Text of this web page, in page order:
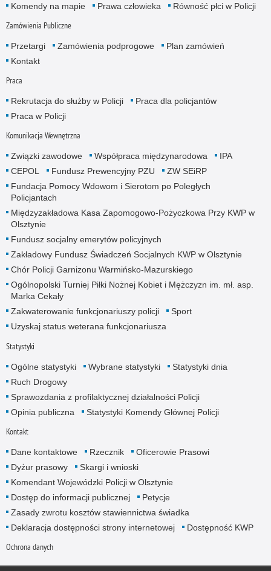
Komendy na mapie
Prawa człowieka Równość płci w Policji
Zamówienia Publiczne
Przetargi Zamówienia podprogowe
Plan zamówień
Kontakt
Praca
Rekrutacja do służby w Policji
Praca dla policjantów
Praca w Policji
Komunikacja Wewnętrzna
Związki zawodowe Współpraca międzynarodowa
IPA
CEPOL
Fundusz Prewencyjny PZU
ZW SEiRP
Fundacja Pomocy Wdowom i Sierotom po Poległych
Policjantach
Międzyzakładowa Kasa Zapomogowo-Pożyczkowa Przy KWP w
Olsztynie
Fundusz socjalny emerytów policyjnych
Zakładowy Fundusz Świadczeń Socjalnych KWP w Olsztynie
Chór Policji Garnizonu Warmińsko-Mazurskiego
Ogólnopolski Turniej Piłki Nożnej Kobiet i Mężczyzn im. mł. asp.
Marka Cekały
Zakwaterowanie funkcjonariuszy policji
Sport
Uzyskaj status weterana funkcjonariusza
Statystyki
Ogólne statystyki Wybrane statystyki
Statystyki dnia
Ruch Drogowy
Sprawozdania z profilaktycznej działalności Policji
Opinia publiczna
Statystyki Komendy Głównej Policji
Kontakt
Dane kontaktowe Rzecznik
Oficerowie Prasowi
Dyżur prasowy
Skargi i wnioski
Komendant Wojewódzki Policji w Olsztynie
Dostęp do informacji publicznej
Petycje
Zasady zwrotu kosztów stawiennictwa świadka
Deklaracja dostępności strony internetowej
Dostępność KWP
Ochrona danych